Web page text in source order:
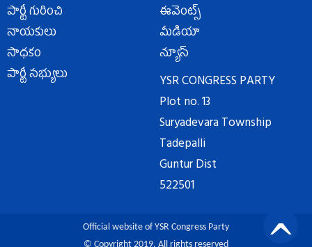
పార్టీ గురించి
నాయకులు
సాధకం
పార్టీ సభ్యులు
ఈవెంట్స్
మీడియా
న్యూస్
YSR CONGRESS PARTY
Plot no. 13
Suryadevara Township
Tadepalli
Guntur Dist
522501
Official website of YSR Congress Party
© Copyright 2019. All rights reserved